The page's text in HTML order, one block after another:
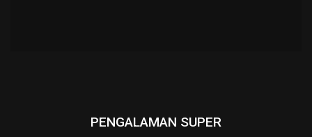
PENGALAMAN SUPER